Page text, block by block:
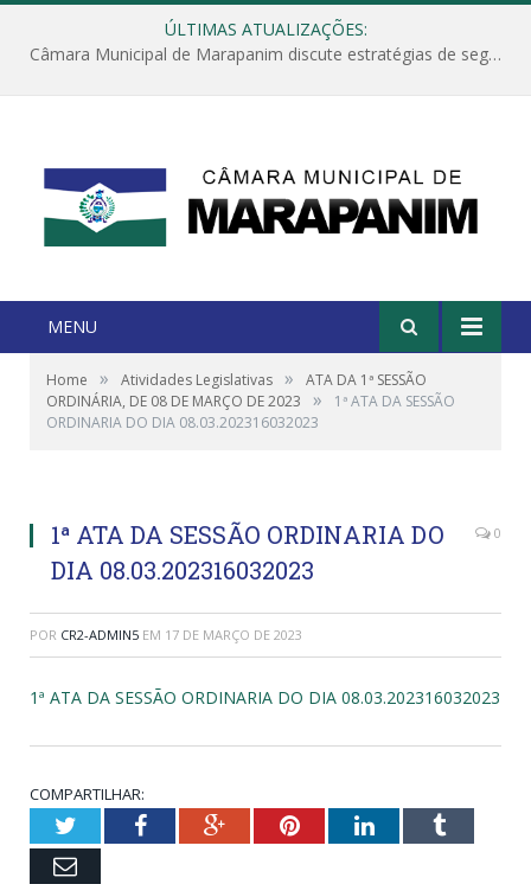
ÚLTIMAS ATUALIZAÇÕES:
Câmara Municipal de Marapanim discute estratégias de segurança com autoridades e poder executivo
MENU
Home » Atividades Legislativas »
ATA DA 1ª SESSÃO
ORDINÁRIA, DE 08 DE MARÇO DE 2023
»
1ª ATA DA SESSÃO
ORDINARIA DO DIA 08.03.202316032023
1ª ATA DA SESSÃO ORDINARIA DO
DIA 08.03.202316032023
0
POR CR2-ADMIN5 EM 17 DE MARÇO DE 2023
1ª ATA DA SESSÃO ORDINARIA DO DIA 08.03.202316032023
COMPARTILHAR:
TwitterFacebookGoogle+PinterestLinkedInTumblr
Email